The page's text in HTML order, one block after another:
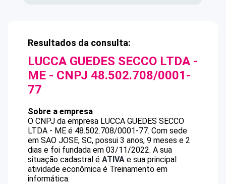
Resultados da consulta:
LUCCA GUEDES SECCO LTDA -
ME - CNPJ 48.502.708/0001-
77
Sobre a empresa
O CNPJ da empresa LUCCA GUEDES SECCO
LTDA - ME é 48.502.708/0001-77. Com sede
em SAO JOSE, SC, possui 3 anos, 9 meses e 2
dias e foi fundada em 03/11/2022. A sua
situação cadastral é ATIVA e sua principal
atividade econômica é Treinamento em
informática.